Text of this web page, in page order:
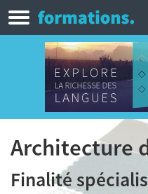
Architecture
Finalité